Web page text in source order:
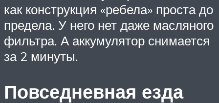
как конструкция «ребела» проста до
предела. У него нет даже масляного
фильтра. А аккумулятор снимается
за 2 минуты.
Повседневная езда